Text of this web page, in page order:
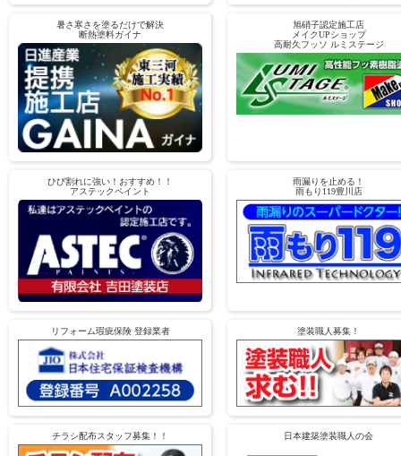
暑さ寒さを塗るだけで解決
断熱塗料ガイナ
旭硝子認定施工店
メイクUPショップ
高耐久フッソ ルミステージ
ひび割れに強い！おすすめ！！
アステックペイント
雨漏りを止める！
雨もり119豊川店
リフォーム瑕疵保険 登録業者 塗装職人募集！
チラシ配布スタッフ募集！！ 日本建築塗装職人の会